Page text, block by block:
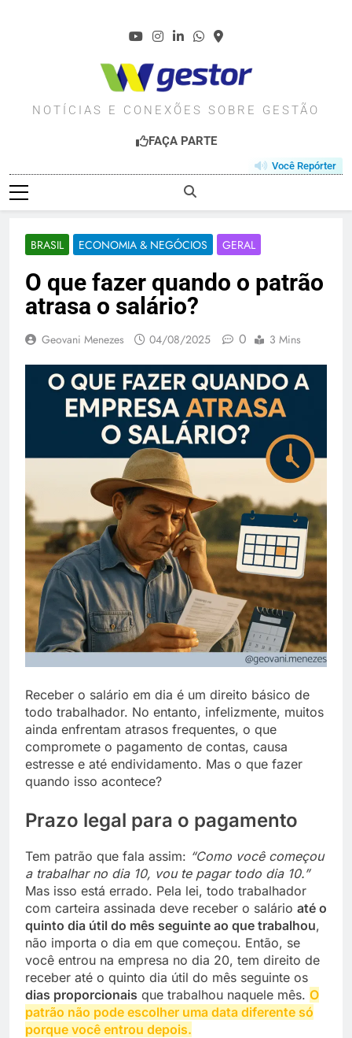
WGESTOR.COM.BR
NOTÍCIAS E CONEXÕES SOBRE GESTÃO
FAÇA PARTE
Você Repórter
BRASIL ECONOMIA & NEGÓCIOS GERAL
O que fazer quando o patrão
atrasa o salário?
Geovani Menezes 04/08/2025 0 3 Mins
Receber o salário em dia é um direito básico de
todo trabalhador. No entanto, infelizmente, muitos
ainda enfrentam atrasos frequentes, o que
compromete o pagamento de contas, causa
estresse e até endividamento. Mas o que fazer
quando isso acontece?
Prazo legal para o pagamento
Tem patrão que fala assim: “Como você começou
a trabalhar no dia 10, vou te pagar todo dia 10.”
Mas isso está errado. Pela lei, todo trabalhador
com carteira assinada deve receber o salário até o
quinto dia útil do mês seguinte ao que trabalhou,
não importa o dia em que começou. Então, se
você entrou na empresa no dia 20, tem direito de
receber até o quinto dia útil do mês seguinte os
dias proporcionais que trabalhou naquele mês. O
patrão não pode escolher uma data diferente só
porque você entrou depois.